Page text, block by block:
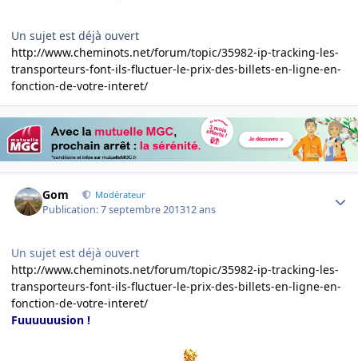
Un sujet est déjà ouvert
http://www.cheminots.net/forum/topic/35982-ip-tracking-les-
transporteurs-font-ils-fluctuer-le-prix-des-billets-en-ligne-en-
fonction-de-votre-interet/
Gom Modérateur
Publication:7 septembre 201312 ans
Un sujet est déjà ouvert
http://www.cheminots.net/forum/topic/35982-ip-tracking-les-
transporteurs-font-ils-fluctuer-le-prix-des-billets-en-ligne-en-
fonction-de-votre-interet/
Fuuuuuusion !